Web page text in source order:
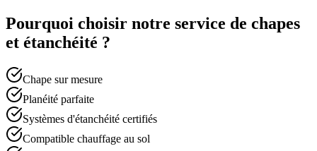
Pourquoi choisir notre service de chapes
et étanchéité ?
Chape sur mesure
Planéité parfaite
Systèmes d'étanchéité certifiés
Compatible chauffage au sol